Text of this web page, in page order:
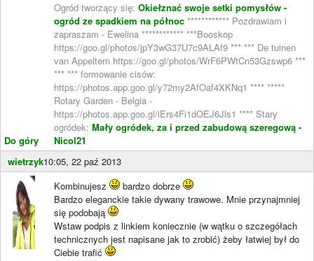
Do góry
Ogród tworzący się: Okiełznać swoje setki pomysłów -
ogród ze spadkiem na północ ************ Pozdrawiam i
zapraszam - Ewelina ************ ***Booskop
https://goo.gl/photos/jpY3wG37U7c9ALAf9 *** *** De tuinen
van Appeltern https://goo.gl/photos/WrF6PWtCn53Gzswp6 ***
*** *** formowanie cisów:
https://photos.app.goo.gl/y72my2AfOaf4XKNq1 **** *****
Rotary Garden - Belgia -
https://photos.app.goo.gl/iErs4Fi1dOEJ6Jls1 **** Stary
ogródek: Mały ogródek, za i przed zabudową szeregową -
Nicol21
wietrzyk10:05, 22 paź 2013
Kombinujesz
bardzo dobrze
Bardzo eleganckie takie dywany trawowe. Mnie przynajmniej
się podobają
Wstaw podpis z linkiem koniecznie (w wątku o szczegółach
technicznych jest napisane jak to zrobić) żeby łatwiej był do
Ciebie trafić